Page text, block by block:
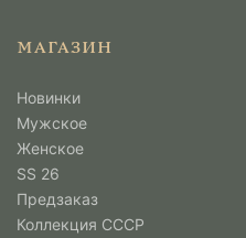
МАГАЗИН
Новинки
Мужcкое
Женское
SS 26
Предзаказ
Коллекция СССР